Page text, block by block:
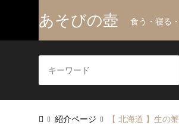
あそびの壺 食う・寝
紹介ページ 【 北海道 】生の